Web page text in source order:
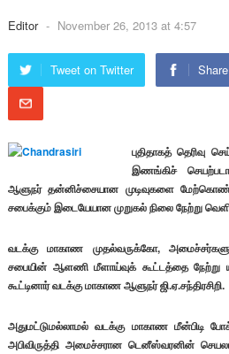
Editor - November 26, 2013 at 4:57
Tweet on Twitter
புதிதாகத் தெரிவு
இணங்கிச்
ஆளுநர் தன்னிச்சையான முடிவுகளை
சபைக்கும் இடையேயான முறுகல் நிலை நேற்று
வடக்கு மாகாண முதல்வருக்கோ,
சபையின் ஆளணி மீளாய்வுக் கூட்டத்தை நேற்று
கூட்டினார் வடக்கு மாகாண ஆளுநர் ஜி.ஏ.சந்திரசிறி.
அதுமட்டுமல்லாமல் வடக்கு மாகாண மீன்பிடி
அபிவிருத்தி அமைச்சரான டெனீஸ்வரனின்